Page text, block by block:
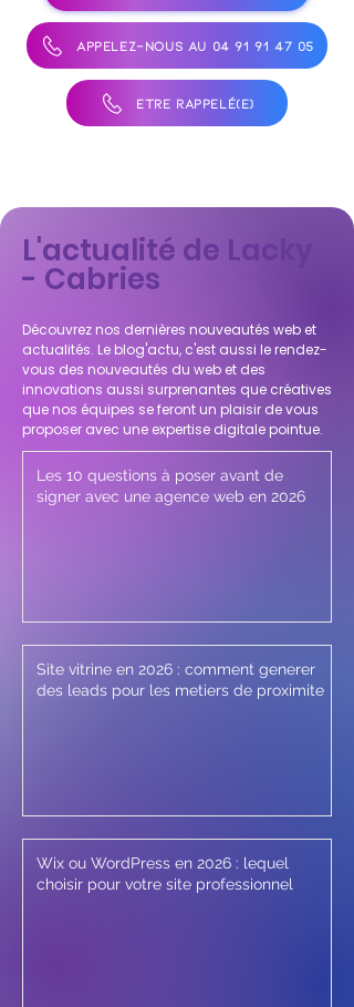
APPELEZ-NOUS AU 04 91 91 47 05
ÊTRE RAPPELÉ(E)
L'actualité de Lacky
- Cabries
Découvrez nos dernières nouveautés web et
actualités. Le blog'actu, c'est aussi le rendez-
vous des nouveautés du web et des
innovations aussi surprenantes que créatives
que nos équipes se feront un plaisir de vous
proposer avec une expertise digitale pointue.
Les 10 questions à poser avant de
signer avec une agence web en 2026
Site vitrine en 2026 : comment generer
des leads pour les metiers de proximite
Wix ou WordPress en 2026 : lequel
choisir pour votre site professionnel